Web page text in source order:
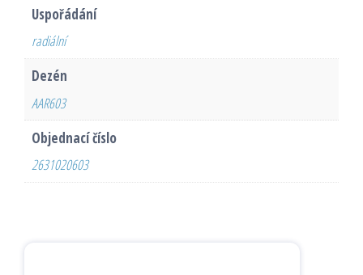
Uspořádání
radiální
Dezén
AAR603
Objednací číslo
2631020603